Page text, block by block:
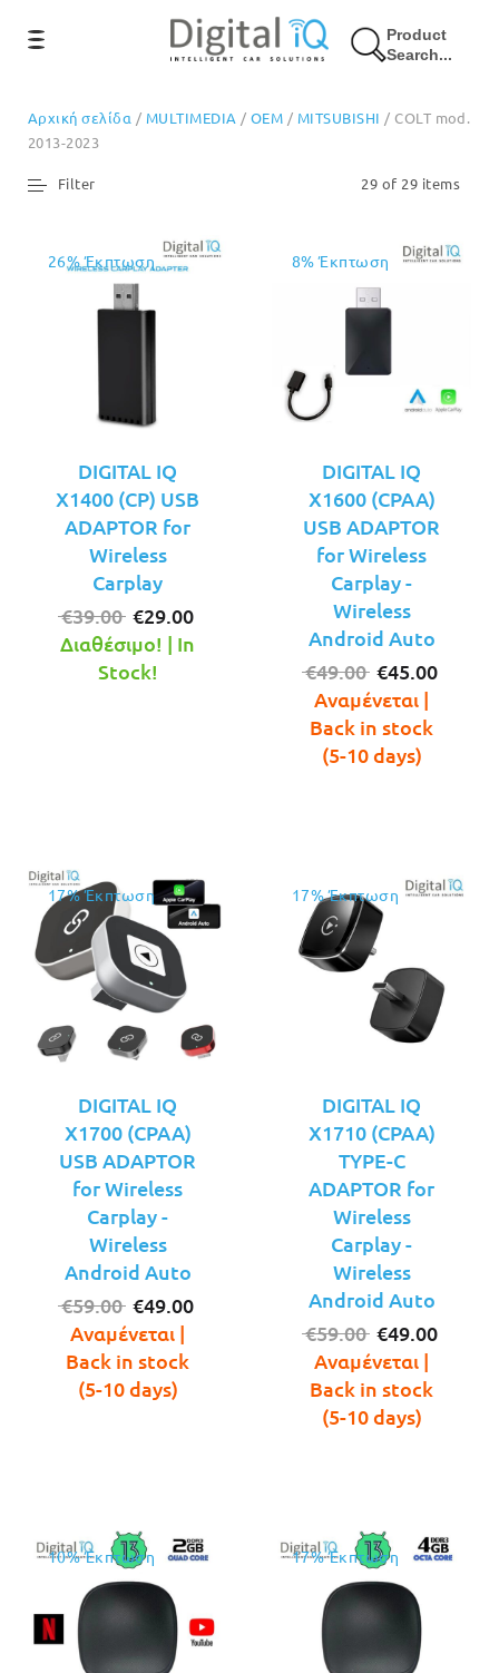
Product
Search...
Αρχική σελίδα / MULTIMEDIA / OEM / MITSUBISHI / COLT mod.
2013-2023
29 of 29 items
Filter
26% Έκπτωση
DIGITAL IQ
X1400 (CP) USB
ADAPTOR for
Wireless
Carplay
€39.00 Original
price
was:
€29.00
Διαθέσιμο! | In
Stock!
8% Έκπτωση
DIGITAL IQ
X1600 (CPAA)
USB ADAPTOR
for Wireless
Carplay -
Wireless
Android Auto
€49.00 Original
price
was:
€49.00.
€45.00
Αναμένεται |
Back in stock
(5-10 days)
17% Έκπτωση
DIGITAL IQ
X1700 (CPAA)
USB ADAPTOR
for Wireless
Carplay -
Wireless
Android Auto
€59.00 Original
price
was:
€59.00.
€49.00
Αναμένεται |
Back in stock
(5-10 days)
17% Έκπτωση
DIGITAL IQ
X1710 (CPAA)
TYPE-C
ADAPTOR for
Wireless
Carplay -
Wireless
Android Auto
€59.00 Original
price
was:
€59.00.
€49.00
Αναμένεται |
Back in stock
(5-10 days)
10% Έκπτωση 17% Έκπτωση